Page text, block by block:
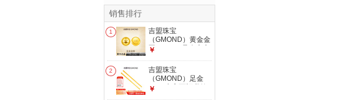
销售排行
1
吉盟珠宝
（GMOND）黄金金
豆AU9999足金实心
日礼物送女友送朋友
发货后不支持退换货
和拒收 足金金锭1g-
配鉴定证书
￥
2
吉盟珠宝
（GMOND）足金
9999吉言百福书签
￥